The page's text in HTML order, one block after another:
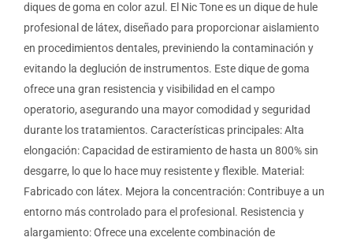
diques de goma en color azul. El Nic Tone es un dique de hule
profesional de látex, diseñado para proporcionar aislamiento
en procedimientos dentales, previniendo la contaminación y
evitando la deglución de instrumentos. Este dique de goma
ofrece una gran resistencia y visibilidad en el campo
operatorio, asegurando una mayor comodidad y seguridad
durante los tratamientos. Características principales: Alta
elongación: Capacidad de estiramiento de hasta un 800% sin
desgarre, lo que lo hace muy resistente y flexible. Material:
Fabricado con látex. Mejora la concentración: Contribuye a un
entorno más controlado para el profesional. Resistencia y
alargamiento: Ofrece una excelente combinación de